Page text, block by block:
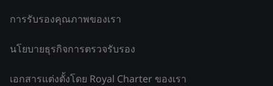
การรับรองคุณภาพของเรา
นโยบายธุรกิจการตรวจรับรอง
เอกสารแต่งตั้งโดย Royal Charter ของเรา